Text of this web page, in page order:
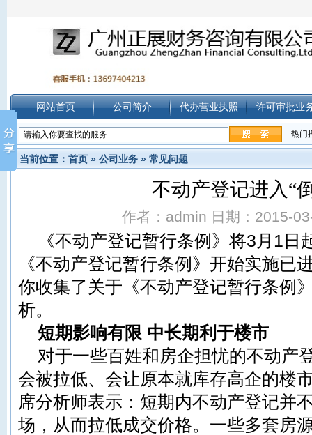
网站首页 公司简介 代办营业执照 许可审批业
热门
当前位置： 首页 » 公司业务 » 常见问题
不动产登记进入“
作者：admin 日期：2015-
《不动产登记暂行条例》将3月1
《不动产登记暂行条例》开始实施已
你收集了关于《不动产登记暂行条例
析。
短期影响有限 中长期利于楼市
对于一些百姓和房企担忧的不动产
会被拉低、会让原本就库存高企的楼
席分析师表示：短期内不动产登记并
场，从而拉低成交价格。一些多套房